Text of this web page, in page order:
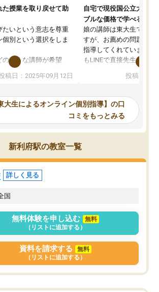
た授業を取り戻せて助
たいという意志を尊重
個別という選択をしま
のような講師が希望
は付帯するかなど選ぶ
。
、その講師で良いか
定する事ができま
回面談の講師の方で決
を使用した単語帳の
そちらで出される形
更の申し出があり、あ
変更だった為、塾に通
しました。遅れも取り
や講師の方は良かった
稿日：2025年09月12日
自宅で現役国公立大学生
ブルな価格で学べる
娘の講師は東大生では無
すが、お薦めの問題集や
指導してくれています。
もLINEで直接先生に質問
めれるので、個人に合
いなのがあり(有料)、受
ことをどんなスケジュー
くか相談したのですが、
ち期待したものではなく
くなってきたようなので
投稿日：
大生によるオンライン個別指導】の口
コミをもっとみる
新利府駅の教室一覧
詳しく見る
国
無料体験を申し込む
無料
（リストに追加する）
資料を請求する
無料
（リストに追加する）